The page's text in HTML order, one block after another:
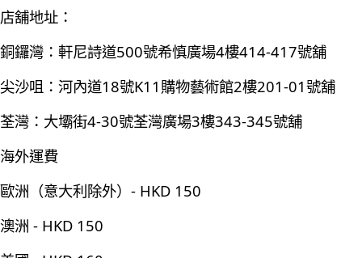
店舖地址：
銅鑼灣：軒尼詩道500號希慎廣場4樓414-417號舖
尖沙咀：河內道18號K11購物藝術館2樓201-01號舖
荃灣：大壩街4-30號荃灣廣場3樓343-345號舖
海外運費
歐洲（意大利除外）- HKD 150
澳洲 - HKD 150